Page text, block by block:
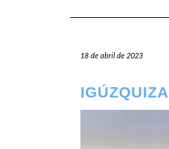
18 de abril de 2023
IGÚZQUIZA